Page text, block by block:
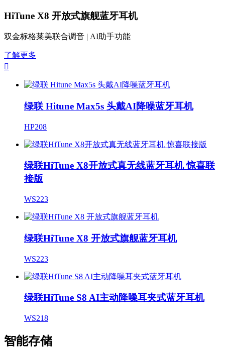
HiTune X8 开放式旗舰蓝牙耳机
双金标格莱美联合调音 | AI助手功能
了解更多

绿联 Hitune Max5s 头戴AI降噪蓝牙耳机
HP208
绿联HiTune X8开放式真无线蓝牙耳机 惊喜联
接版
WS223
绿联HiTune X8 开放式旗舰蓝牙耳机
WS223
绿联HiTune S8 AI主动降噪耳夹式蓝牙耳机
WS218
智能存储